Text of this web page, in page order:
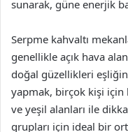
sunarak, güne enerjik
Serpme kahvaltı
genellikle açık hava
doğal güzellikleri
yapmak, birçok kişi için
ve yeşil alanları ile
grupları için ideal bir